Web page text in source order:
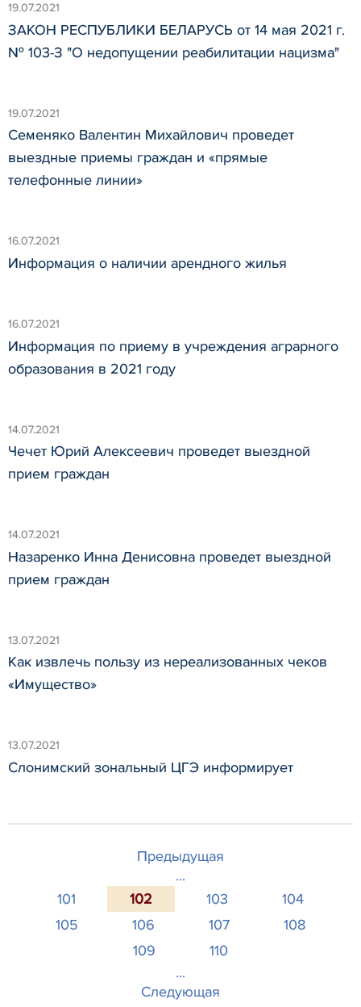
19.07.2021
ЗАКОН РЕСПУБЛИКИ БЕЛАРУСЬ от 14 мая 2021 г.
№ 103-З "О недопущении реабилитации нацизма"
19.07.2021
Семеняко Валентин Михайлович проведет
выездные приемы граждан и «прямые
телефонные линии»
16.07.2021
Информация о наличии арендного жилья
16.07.2021
Информация по приему в учреждения аграрного
образования в 2021 году
14.07.2021
Чечет Юрий Алексеевич проведет выездной
прием граждан
14.07.2021
Назаренко Инна Денисовна проведет выездной
прием граждан
13.07.2021
Как извлечь пользу из нереа­лизованных чеков
«Имущество»
13.07.2021
Слонимский зональный ЦГЭ информирует
Предыдущая
...
101
102 103
104
105
106 107
108
109
110
...
Следующая